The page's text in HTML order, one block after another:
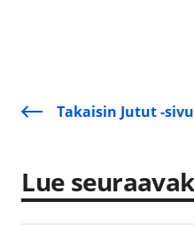
Takaisin Jutut -
Lue